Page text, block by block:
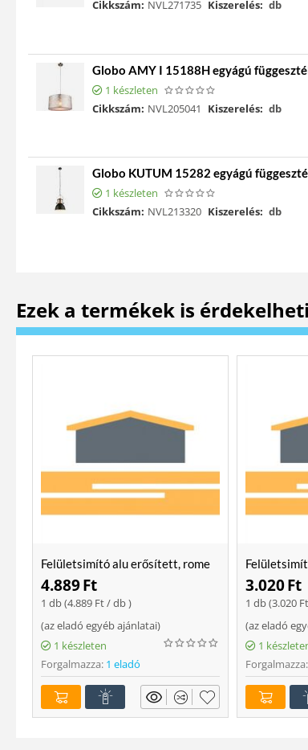
Cikkszám: NVL271735 Kiszerelés: db
Globo AMY I 15188H egyágú
1 készleten
Cikkszám: NVL205041 Kiszerelés: db
Globo KUTUM 15282 egyágú
1 készleten
Cikkszám: NVL213320 Kiszerelés: db
Ezek a termékek is
Felületsimító alu erősített, rome
400 mm Soft
4.889Ft
1 db (4.889 Ft/ db )
(az eladó egyéb ajánlatai)
1 készleten
Forgalmazza: 1 eladó
400mm
3.020Ft
1 db (3.020 Ft
(az eladó
1
Forgalmazza: